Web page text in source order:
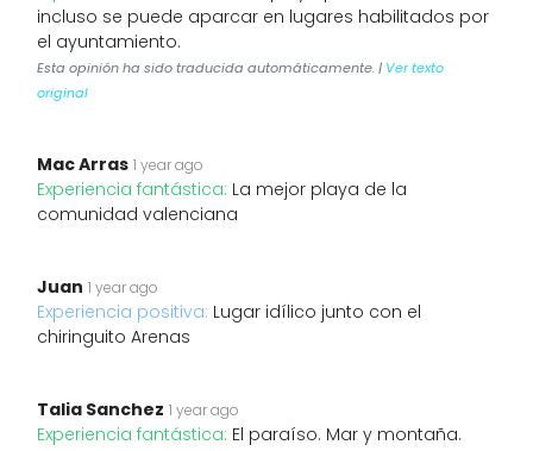
incluso se puede aparcar en lugares habilitados por
el ayuntamiento.
Esta opinión ha sido traducida automáticamente. | Ver texto
original
Mac Arras 1 year ago
Experiencia fantástica: La mejor playa de la
comunidad valenciana
Juan 1 year ago
Experiencia positiva: Lugar idílico junto con el
chiringuito Arenas
Talia Sanchez 1 year ago
Experiencia fantástica: El paraíso. Mar y montaña.